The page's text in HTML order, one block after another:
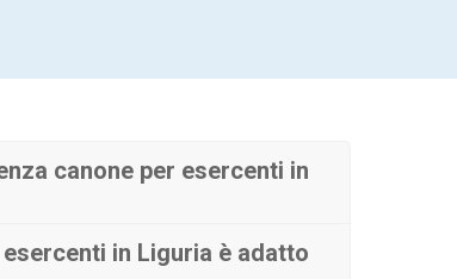
canone per esercenti in
in Liguria è adatto